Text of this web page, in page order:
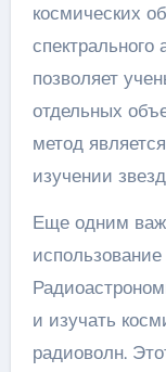
космических
позволяет
отдельных
метод
изучении
Еще одним
и изучать
радиоволн.